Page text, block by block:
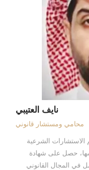
نايف العتيبي
محامي ومستشار قانوني
الشرعية
حصل على شهادة
في المجال القانوني